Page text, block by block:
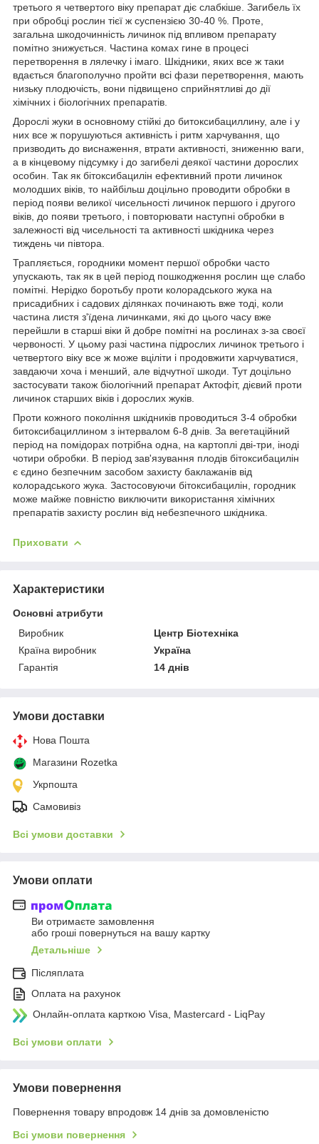
третього я четвертого віку препарат діє слабкіше. Загибель їх
при обробці рослин тієї ж суспензією 30-40 %. Проте,
загальна шкодочинність личинок під впливом препарату
помітно знижується. Частина комах гине в процесі
перетворення в лялечку і імаго. Шкідники, яких все ж таки
вдається благополучно пройти всі фази перетворення, мають
низьку плодючість, вони підвищено сприйнятливі до дії
хімічних і біологічних препаратів.
Дорослі жуки в основному стійкі до битоксибациллину, але і у
них все ж порушуються активність і ритм харчування, що
призводить до виснаження, втрати активності, зниженню ваги,
а в кінцевому підсумку і до загибелі деякої частини дорослих
особин. Так як бітоксибацилін ефективний проти личинок
молодших віків, то найбільш доцільно проводити обробки в
період появи великої чисельності личинок першого і другого
віків, до появи третього, і повторювати наступні обробки в
залежності від чисельності та активності шкідника через
тиждень чи півтора.
Трапляється, городники момент першої обробки часто
упускають, так як в цей період пошкодження рослин ще слабо
помітні. Нерідко боротьбу проти колорадського жука на
присадибних і садових ділянках починають вже тоді, коли
частина листя з'їдена личинками, які до цього часу вже
перейшли в старші віки й добре помітні на рослинах з-за своєї
червоності. У цьому разі частина підрослих личинок третього і
четвертого віку все ж може вціліти і продовжити харчуватися,
завдаючи хоча і менший, але відчутної шкоди. Тут доцільно
застосувати також біологічний препарат Актофіт, дієвий проти
личинок старших віків і дорослих жуків.
Проти кожного покоління шкідників проводиться 3-4 обробки
битоксибациллином з інтервалом 6-8 днів. За вегетаційний
період на помідорах потрібна одна, на картоплі дві-три, іноді
чотири обробки. В період зав'язування плодів бітоксибацилін
є єдино безпечним засобом захисту баклажанів від
колорадського жука. Застосовуючи бітоксибацилін, городник
може майже повністю виключити використання хімічних
препаратів захисту рослин від небезпечного шкідника.
Приховати
Характеристики
Основні атрибути
Виробник
Центр Біотехніка
Країна виробник
Україна
Гарантія
14 днів
Умови доставки
Нова Пошта
Магазини Rozetka
Укрпошта
Самовивіз
Всі умови доставки
Умови оплати
Ви отримаєте замовлення
або гроші повернуться на вашу картку
Детальніше
Післяплата
Оплата на рахунок
Онлайн-оплата карткою Visa, Mastercard - LiqPay
Всі умови оплати
Умови повернення
Повернення товару впродовж 14 днів за домовленістю
Всі умови повернення